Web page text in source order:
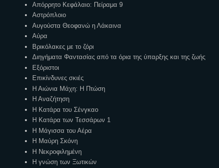
Απόρρητο Κεφάλαιο: Πείραμα 9
Αστρόπλοιο
Αυγούστα Θεοφανώ η Λάκαινα
Αύρα
Βρικόλακες με το ζόρι
Διηγήματα Φαντασίας από τα όρια της ύπαρξης και της ζωής
Εξόριστοι
Επικίνδυνες σκιές
Η Αιώνια Μάχη: Η Πτώση
Η Αναζήτηση
Η Κατάρα του Σένγκαο
Η Κατάρα των Τεσσάρων 1
Η Μάγισσα του Αέρα
Η Μαύρη Σκόνη
Η Νεκροφιλημένη
Η γνώση των Ξωτικών